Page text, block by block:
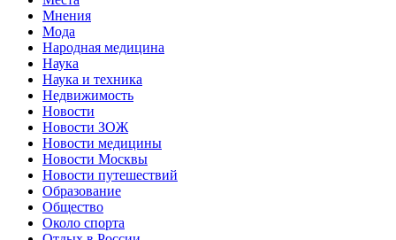
Мнения
Мода
Народная медицина
Наука
Наука и техника
Недвижимость
Новости
Новости ЗОЖ
Новости медицины
Новости Москвы
Новости путешествий
Образование
Общество
Около спорта